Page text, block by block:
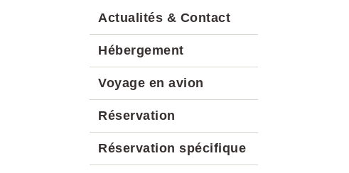
Actualités & Contact
Hébergement
Voyage en avion
Réservation
Réservation spécifique